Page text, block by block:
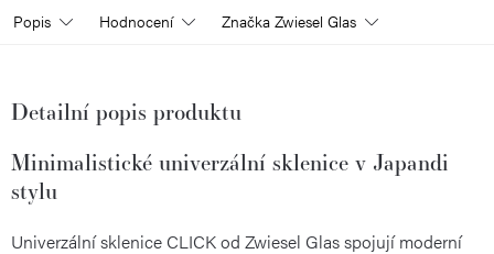
Popis Hodnocení Značka Zwiesel Glas
Detailní popis produktu
Minimalistické univerzální sklenice v Japandi
stylu
Univerzální sklenice CLICK od Zwiesel Glas spojují moderní